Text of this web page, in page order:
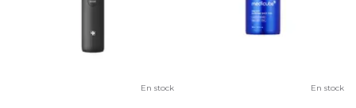
En stock En stock